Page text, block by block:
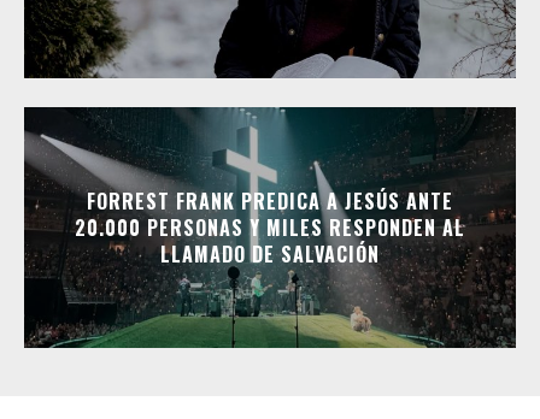
FORREST FRANK PREDICA A JESÚS ANTE
20.000 PERSONAS Y MILES RESPONDEN AL
LLAMADO DE SALVACIÓN